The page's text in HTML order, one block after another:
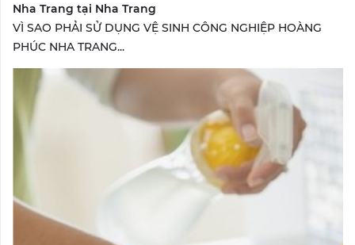
Nha Trang tại Nha Trang
VÌ SAO PHẢI SỬ DỤNG VỆ SINH CÔNG NGHIỆP HOÀNG
PHÚC NHA TRANG...